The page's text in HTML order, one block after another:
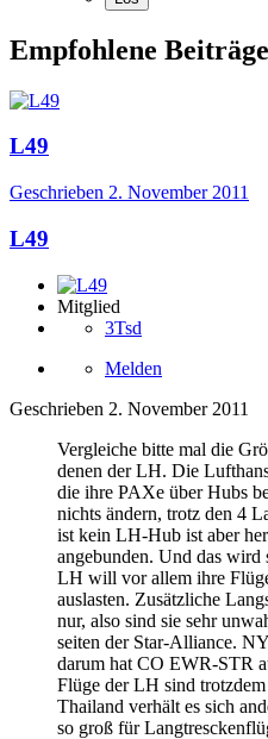
Empfohlene Beiträge
L49
Geschrieben 2. November 2011
L49
Mitglied
3Tsd
Melden
Geschrieben 2. November 2011
Vergleiche bitte mal die
denen der LH. Die
die ihre PAXe über Hubs
nichts ändern, trotz den 4
ist kein LH-Hub ist aber
angebunden. Und das
LH will vor allem ihre
auslasten. Zusätzliche
nur, also sind sie sehr
seiten der Star-Alliance.
darum hat CO EWR-STR
Flüge der LH sind
Thailand verhält es sich
so groß für